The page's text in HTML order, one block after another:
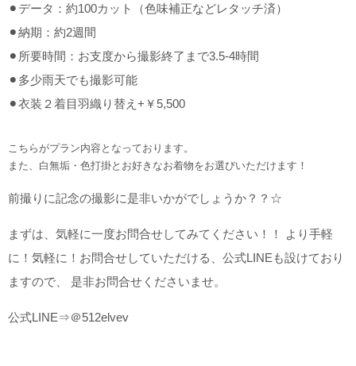
持ち込み衣装
豊富なドレス ドローン撮影
豊富な色打掛・着物
ヘアメイクリハーサル
⚫︎データ：約100カット（色味補正などレタッチ済）
⚫︎納期：約2週間
⚫︎所要時間：お支度から撮影終了まで3.5-4時間
⚫︎多少雨天でも撮影可能
⚫︎衣装２着目羽織り替え+￥5,500
こちらがプラン内容となっております。
また、白無垢・色打掛とお好きなお着物をお選びいただけます！
前撮りに記念の撮影に是非いかがでしょうか？？☆
まずは、気軽に一度お問合せしてみてください！！ より手軽
に！気軽に！お問合せしていただける、公式LINEも設けており
ますので、 是非お問合せくださいませ。
公式LINE⇒＠512elvev